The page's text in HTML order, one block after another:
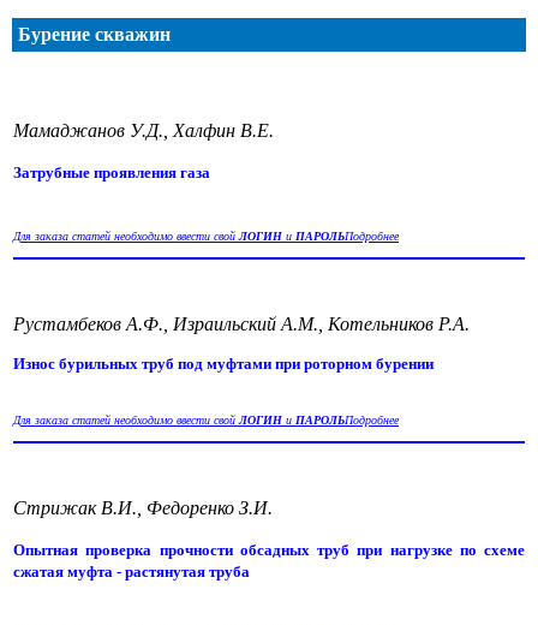
Бурение скважин
Мамаджанов У.Д., Халфин В.Е.
Затрубные проявления газа
Для заказа статей необходимо ввести свойЛОГИН и ПАРОЛЬПодробнее
Рустамбеков А.Ф., Израильский А.М., Котельников Р.А.
Износ бурильных труб под муфтами при роторном бурении
Для заказа статей необходимо ввести свойЛОГИН и ПАРОЛЬПодробнее
Стрижак В.И., Федоренко З.И.
Опытная проверка прочности обсадных труб при нагрузке по схеме
сжатая муфта - растянутая труба